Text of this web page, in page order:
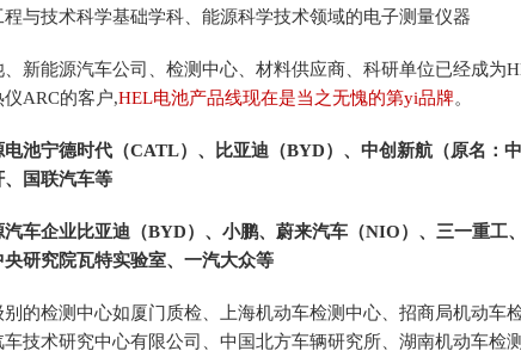
与技术科学基础学科、能源科学技术领域的电子测量仪器
、新能源汽车公司、检测中心、材料供应商、科研单位已经成为
ARC的客户,HEL电池产品线现在是当之无愧的第yi品牌。
电池宁德时代（CATL）、比亚迪（BYD）、中创新航（原名：
、国联汽车等
企业比亚迪（BYD）、小鹏、蔚来汽车（NIO）、三一重工
央研究院瓦特实验室、一汽大众等
检测中心如厦门质检、上海机动车检测中心、招商局机动车
车技术研究中心有限公司、中国北方车辆研究所、湖南机动车检